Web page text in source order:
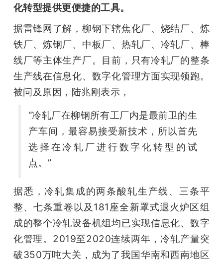
化转型提供更便捷的工具。
据雷锋网了解，柳钢下辖焦化厂、烧结厂、炼
铁厂、炼钢厂、中板厂、热轧厂、冷轧厂、棒
线厂等主体生产厂。目前，只有冷轧厂的整条
生产线在信息化、数字化管理方面实现领跑。
被问及原因，陆兆刚表示，
“冷轧厂在柳钢所有工厂内是最前卫的生
产车间，最容易接受新技术，所以首先
选择在冷轧厂进行数字化转型的试
点。”
据悉，冷轧集成的两条酸轧生产线、三条平
整、七条重卷以及181座全新罩式退火炉区组
成的整个冷轧设备机组均已实现信息化、数字
化管理。2019至2020连续两年，冷轧产量突
破350万吨大关，成为了我国华南和西南地区